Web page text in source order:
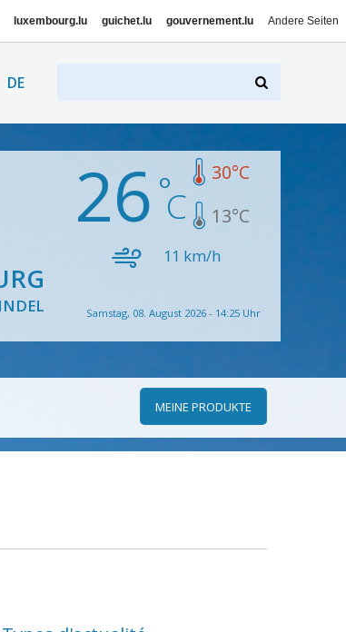
luxembourg.lu guichet.lu gouvernement.lu Andere Seiten
DE
26 30°C
13°C
11 km/h
Samstag, 08. August 2026 - 14:25 Uhr
MEINE PRODUKTE